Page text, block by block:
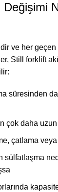
ve her geçen
Still forklift
süresinden
çok daha
çatlama veya
sülfatlaşma
kapasite